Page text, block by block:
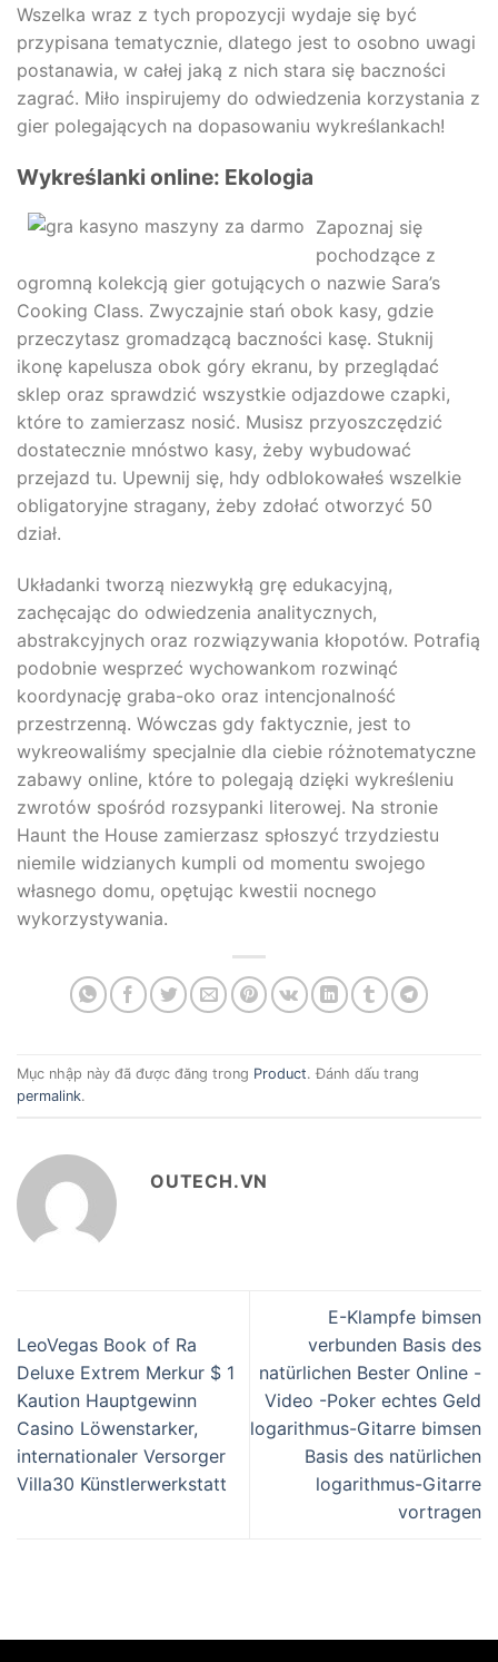
Wszelka wraz z tych propozycji wydaje się być
przypisana tematycznie, dlatego jest to osobno uwagi
postanawia, w całej jaką z nich stara się baczności
zagrać. Miło inspirujemy do odwiedzenia korzystania z
gier polegających na dopasowaniu wykreślankach!
Wykreślanki online: Ekologia
Zapoznaj się
pochodzące z
ogromną kolekcją gier gotujących o nazwie Sara’s
Cooking Class. Zwyczajnie stań obok kasy, gdzie
przeczytasz gromadzącą baczności kasę. Stuknij
ikonę kapelusza obok góry ekranu, by przeglądać
sklep oraz sprawdzić wszystkie odjazdowe czapki,
które to zamierzasz nosić. Musisz przyoszczędzić
dostatecznie mnóstwo kasy, żeby wybudować
przejazd tu. Upewnij się, hdy odblokowałeś wszelkie
obligatoryjne stragany, żeby zdołać otworzyć 50
dział.
Układanki tworzą niezwykłą grę edukacyjną,
zachęcając do odwiedzenia analitycznych,
abstrakcyjnych oraz rozwiązywania kłopotów. Potrafią
podobnie wesprzeć wychowankom rozwinąć
koordynację graba-oko oraz intencjonalność
przestrzenną. Wówczas gdy faktycznie, jest to
wykreowaliśmy specjalnie dla ciebie różnotematyczne
zabawy online, które to polegają dzięki wykreśleniu
zwrotów spośród rozsypanki literowej. Na stronie
Haunt the House zamierzasz spłoszyć trzydziestu
niemile widzianych kumpli od momentu swojego
własnego domu, opętując kwestii nocnego
wykorzystywania.
Mục nhập này đã được đăng trong Product. Đánh dấu trang
permalink.
OUTECH.VN
LeoVegas Book of Ra
Deluxe Extrem Merkur $ 1
Kaution Hauptgewinn
Casino Löwenstarker,
internationaler Versorger
Villa30 Künstlerwerkstatt
E-Klampfe bimsen
verbunden Basis des
natürlichen Bester Online -
Video -Poker echtes Geld
logarithmus-Gitarre bimsen
Basis des natürlichen
logarithmus-Gitarre
vortragen